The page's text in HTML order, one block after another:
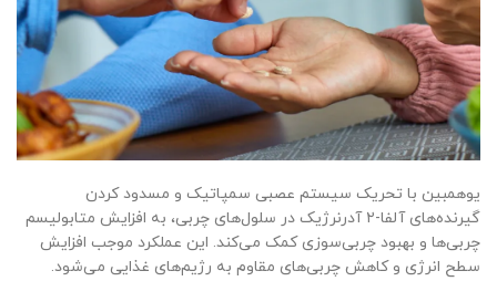
یوهمبین با تحریک سیستم عصبی سمپاتیک و مسدود کردن
گیرنده‌های آلفا-۲ آدرنرژیک در سلول‌های چربی، به افزایش متابولیسم
چربی‌ها و بهبود چربی‌سوزی کمک می‌کند. این عملکرد موجب افزایش
سطح انرژی و کاهش چربی‌های مقاوم به رژیم‌های غذایی می‌شود.